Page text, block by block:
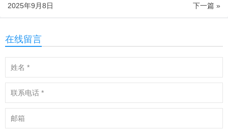
下一篇 »
2025年9月8日
在线留言